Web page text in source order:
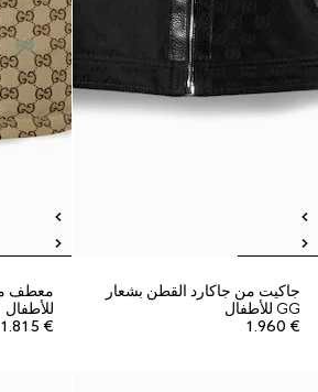
جاكيت من جاكارد القطن بشعار
GG للأطفال
€ 1.960
للأطفال
€ 1.815